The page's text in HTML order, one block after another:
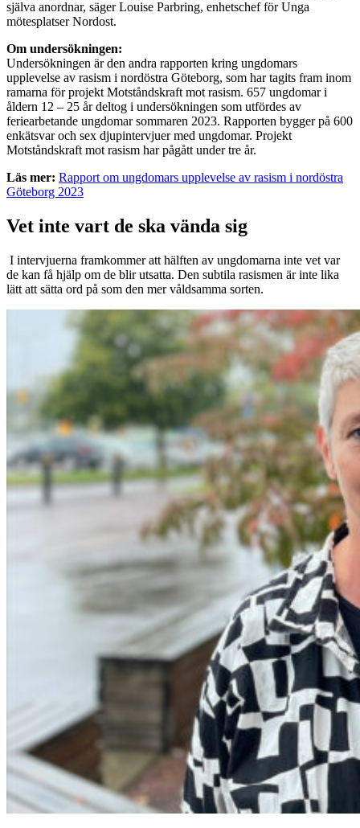
själva anordnar, säger Louise Parbring, enhetschef för Unga
mötesplatser Nordost.
Om undersökningen:
Undersökningen är den andra rapporten kring ungdomars
upplevelse av rasism i nordöstra Göteborg, som har tagits fram inom
ramarna för projekt Motståndskraft mot rasism. 657 ungdomar i
åldern 12 – 25 år deltog i undersökningen som utfördes av
feriearbetande ungdomar sommaren 2023. Rapporten bygger på 600
enkätsvar och sex djupintervjuer med ungdomar. Projekt
Motståndskraft mot rasism har pågått under tre år.
Läs mer: Rapport om ungdomars upplevelse av rasism i nordöstra
Göteborg 2023
Vet inte vart de ska vända sig
I intervjuerna framkommer att hälften av ungdomarna inte vet var
de kan få hjälp om de blir utsatta. Den subtila rasismen är inte lika
lätt att sätta ord på som den mer våldsamma sorten.